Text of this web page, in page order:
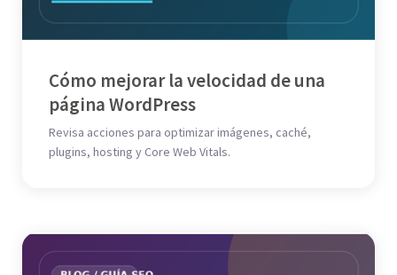
Cómo mejorar la velocidad de una
página WordPress
Revisa acciones para optimizar imágenes, caché,
plugins, hosting y Core Web Vitals.